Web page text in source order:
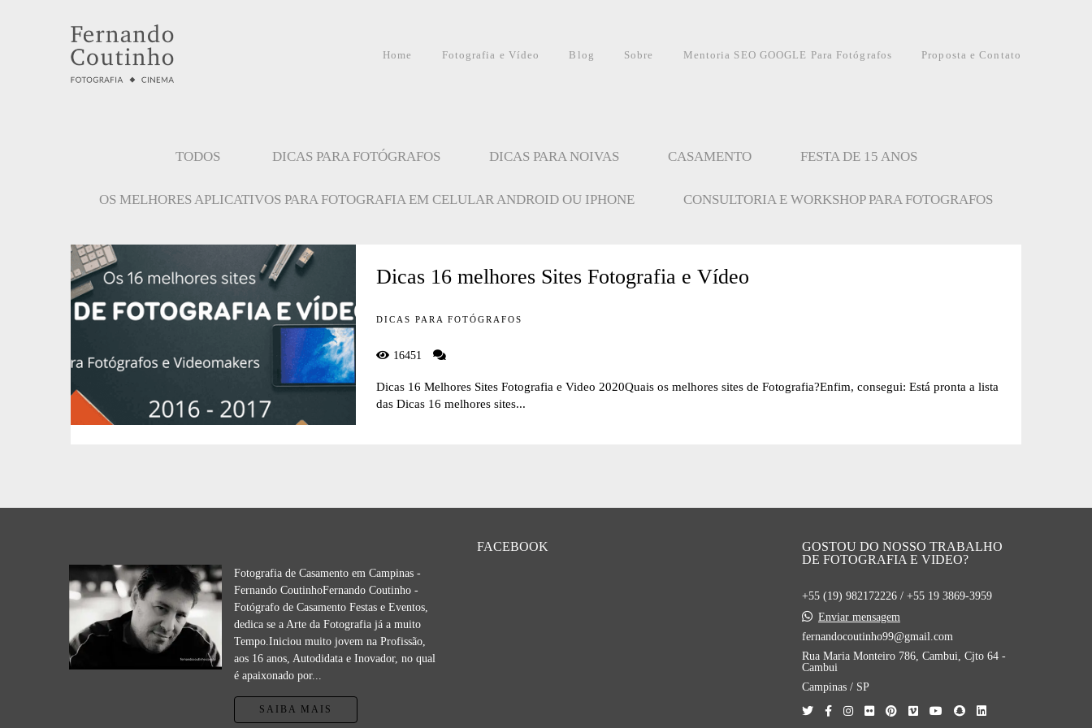
Home Fotografia e Vídeo Blog Sobre Mentoria SEO GOOGLE Para Fotógrafos Proposta e Contato
TODOS DICAS PARA FOTÓGRAFOS DICAS PARA NOIVAS CASAMENTO FESTA DE 15 ANOS
OS MELHORES APLICATIVOS PARA FOTOGRAFIA EM CELULAR ANDROID OU IPHONE CONSULTORIA E WORKSHOP PARA FOTOGRAFOS
Dicas 16 melhores Sites Fotografia e Vídeo
DICAS PARA FOTÓGRAFOS
16451
Dicas 16 Melhores Sites Fotografia e Video 2020Quais os melhores sites de Fotografia?Enfim, consegui: Está pronta a lista
das Dicas 16 melhores sites...
Fotografia de Casamento em Campinas -
Fernando CoutinhoFernando Coutinho -
Fotógrafo de Casamento Festas e Eventos,
dedica se a Arte da Fotografia já a muito
Tempo.Iniciou muito jovem na Profissão,
aos 16 anos, Autodidata e Inovador, no qual
é apaixonado por...
SAIBA MAIS
FACEBOOK
GOSTOU DO NOSSO TRABALHO
DE FOTOGRAFIA E VIDEO?
+55 (19) 982172226 / +55 19 3869-3959
Enviar mensagem
fernandocoutinho99@gmail.com
Rua Maria Monteiro 786, Cambui, Cjto 64 -
Cambui
Campinas / SP